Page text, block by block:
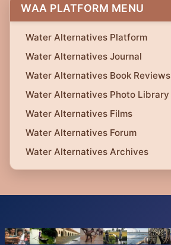
WAA PLATFORM MENU
Water Alternatives Platform
Water Alternatives Journal
Water Alternatives Book Reviews
Water Alternatives Photo Library
Water Alternatives Films
Water Alternatives Forum
Water Alternatives Archives